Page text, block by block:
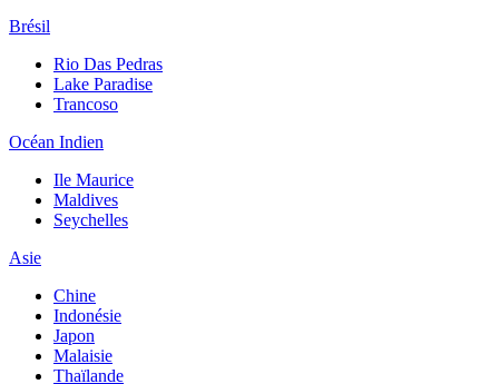
Brésil
Rio Das Pedras
Lake Paradise
Trancoso
Océan Indien
Ile Maurice
Maldives
Seychelles
Asie
Chine
Indonésie
Japon
Malaisie
Thaïlande